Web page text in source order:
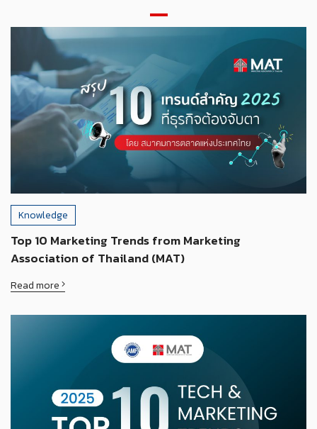
Knowledge
Top 10 Marketing Trends from Marketing
Association of Thailand (MAT)
Read more